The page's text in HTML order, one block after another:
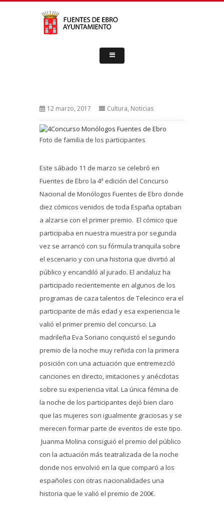
12 marzo, 2017 Cultura, Noticias
Foto de familia de los participantes
Este sábado 11 de marzo se celebró en
Fuentes de Ebro la 4ª edición del Concurso
Nacional de Monólogos Fuentes de Ebro donde
diez cómicos venidos de toda España optaban
a alzarse con el primer premio. El cómico que
participaba en nuestra muestra por segunda
vez se arrancó con su fórmula tranquila sobre
el escenario y con una historia que divirtió al
público y encandiló al jurado. El andaluz ha
participado recientemente en algunos de los
programas de caza talentos de Telecinco era el
participante de más edad y esa experiencia le
valió el primer premio del concurso. La
madrileña Eva Soriano conquistó el segundo
premio de la noche muy reñida con la primera
posición con una actuación que entremezcló
canciones en directo, imitaciones y anécdotas
sobre su experiencia vital. La única fémina de
la noche de los participantes dejó bien claro
que las mujeres son igualmente graciosas y se
merecen formar parte de eventos de este tipo.
Juanma Molina consiguió el premio del público
con la actuación más teatralizada de la noche
donde nos envolvió en la que comparó a los
españoles con otras nacionalidades una
historia que le valió el premio de 200€.